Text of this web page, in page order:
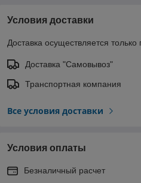
Условия доставки
Доставка осуществляется только
Доставка "Самовывоз"
Транспортная компания
Все условия доставки
Условия оплаты
Безналичный расчет